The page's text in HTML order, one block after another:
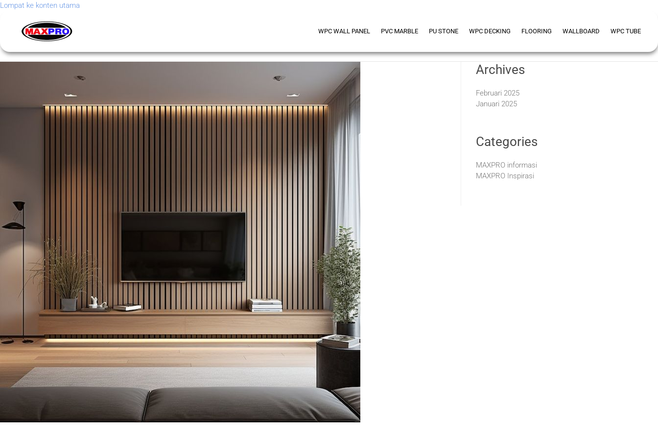
Lompat ke konten utama
WPC WALL PANEL PVC MARBLE PU STONE WPC DECKING FLOORING WALLBOARD WPC TUBE
Archives
Februari 2025
Januari 2025
Categories
MAXPRO informasi
MAXPRO Inspirasi